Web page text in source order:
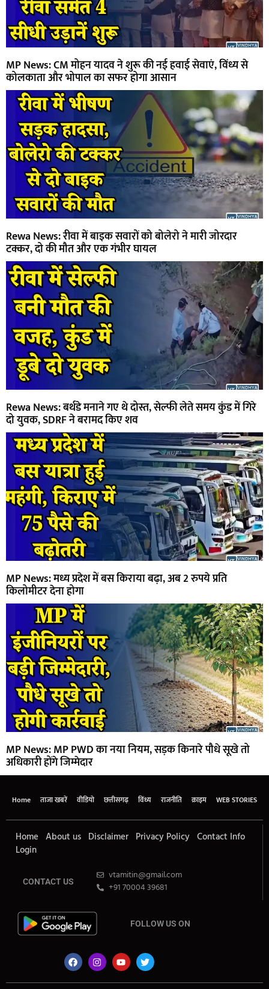
MP News: CM मोहन यादव ने शुरू की नई हवाई सेवाएं, विंध्य से
कोलकाता और भोपाल का सफर होगा आसान
Rewa News: रीवा में बाइक सवारों को बोलेरो ने मारी जोरदार
टक्कर, दो की मौत और एक गंभीर घायल
Rewa News: बर्थडे मनाने गए थे दोस्त, सेल्फी लेते समय कुंड में गिरे
दो युवक, SDRF ने बरामद किए शव
MP News: मध्य प्रदेश में बस किराया बढ़ा, अब 2 रुपये प्रति
किलोमीटर देना होगा
MP News: MP PWD का नया नियम, सड़क किनारे पौधे सूखे तो
अधिकारी होंगे जिम्मेदार
Home ताजा खबरें वीडियो छत्तीसगढ़ विंध्य राजनीति क्राइम WEB STORIES
Home About us Disclaimer Privacy Policy Contact Info
Login
CONTACT US
vtamitin@gmail.com
+91 70004 39681
FOLLOW US ON